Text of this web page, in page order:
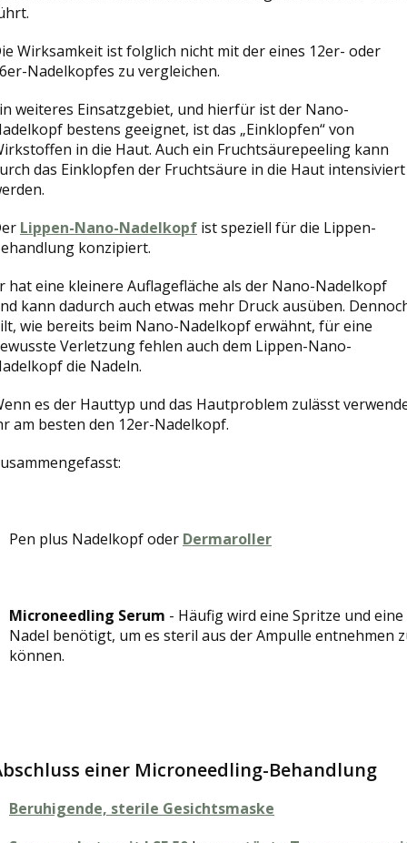
Wirksamkeit ist folglich nicht mit der eines 12er- oder
Nadelkopfes zu vergleichen.
weiteres Einsatzgebiet, und hierfür ist der Nano-
bestens geeignet, ist das „Einklopfen“ von
in die Haut. Auch ein Fruchtsäurepeeling kann
das Einklopfen der Fruchtsäure in die Haut intensiviert
Lippen-Nano-Nadelkopf ist speziell für die Lippen-
konzipiert.
hat eine kleinere Auflagefläche als der Nano-Nadelkopf
kann dadurch auch etwas mehr Druck ausüben.
wie bereits beim Nano-Nadelkopf erwähnt, für eine
Verletzung fehlen auch dem Lippen-Nano-
die Nadeln.
es der Hauttyp und das Hautproblem zulässt
am besten den 12er-Nadelkopf.
Pen plus Nadelkopf oder Dermaroller
Microneedling Serum - Häufig wird eine Spritze und eine
Nadel benötigt, um es steril aus der Ampulle entnehmen
können.
einer Microneedling-Behandlung
Beruhigende, sterile Gesichtsmaske